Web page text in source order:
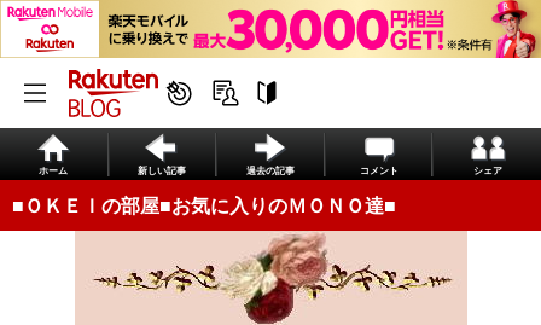
ホーム 新しい記事 過去の記事 コメント シェア
■ＯＫＥＩの部屋■お気に入りのＭＯＮＯ達■